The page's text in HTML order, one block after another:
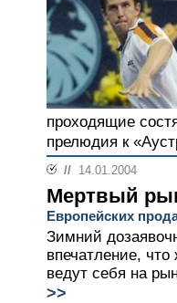
проходящие
прелюдия к
// 14.01.2004
Мертвый
Европейских
Зимний
впечатление,
ведут себя на
>>